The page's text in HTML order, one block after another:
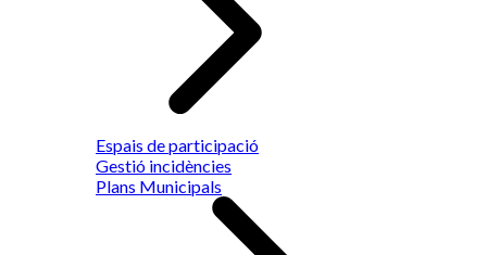
Espais de participació
Gestió incidències
Plans Municipals